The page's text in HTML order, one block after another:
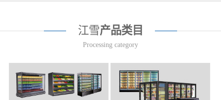
江雪产品类目
Processing category